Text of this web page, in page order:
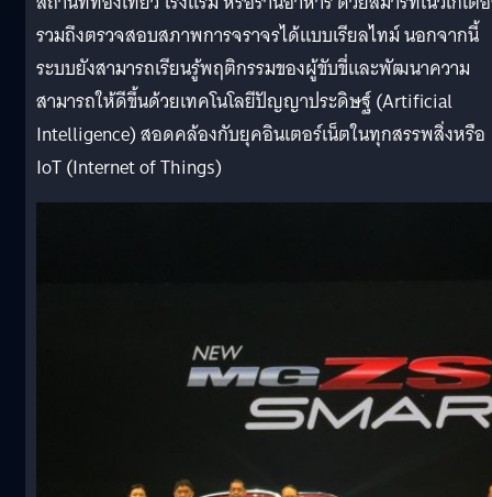
รวมถึงตรวจสอบสภาพการจราจรได้แบบเรียลไทม์ นอกจากนี้
ระบบยังสามารถเรียนรู้พฤติกรรมของผู้ขับขี่และพัฒนาความ
สามารถให้ดีขึ้นด้วยเทคโนโลยีปัญญาประดิษฐ์ (Artificial
Intelligence) สอดคล้องกับยุคอินเตอร์เน็ตในทุกสรรพสิ่งหรือ
IoT (Internet of Things)